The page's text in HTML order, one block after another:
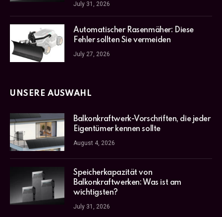
July 31, 2026
Automatischer Rasenmäher: Diese
Fehler sollten Sie vermeiden
July 27, 2026
UNSERE AUSWAHL
Balkonkraftwerk-Vorschriften, die jeder
Eigentümer kennen sollte
August 4, 2026
Speicherkapazität von
Balkonkraftwerken: Was ist am
wichtigsten?
July 31, 2026